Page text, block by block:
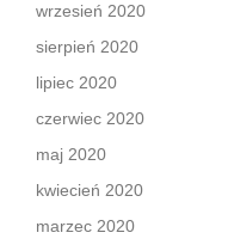
wrzesień 2020
sierpień 2020
lipiec 2020
czerwiec 2020
maj 2020
kwiecień 2020
marzec 2020